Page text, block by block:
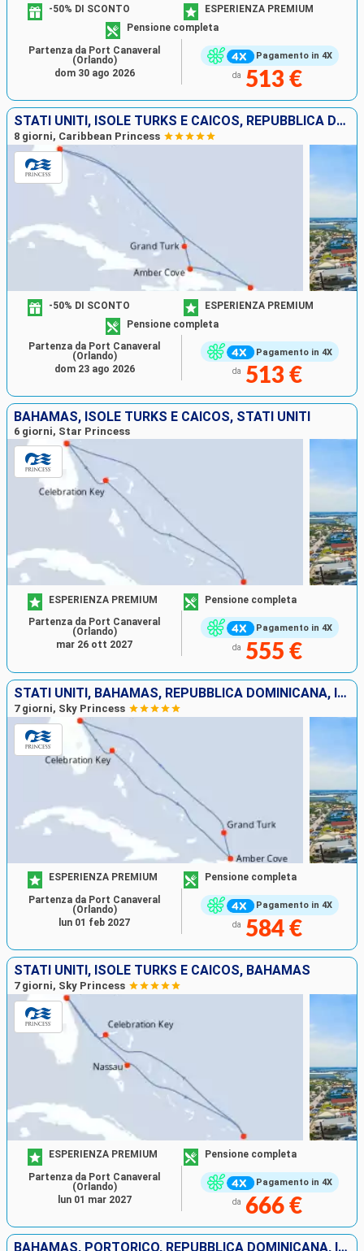
Pagamento in 4X
-50% DI SCONTO
ESPERIENZA PREMIUM
Pensione completa
da 513 €
Partenza da Port Canaveral
(Orlando)
dom 30 ago 2026
STATI UNITI, ISOLE TURKS E CAICOS, REPUBBLICA DOMINICANA, PORTORICO
8 giorni, Caribbean Princess
Pagamento in 4X
-50% DI SCONTO
ESPERIENZA PREMIUM
Pensione completa
da 513 €
Partenza da Port Canaveral
(Orlando)
dom 23 ago 2026
BAHAMAS, ISOLE TURKS E CAICOS, STATI UNITI
6 giorni, Star Princess
Pagamento in 4X
ESPERIENZA PREMIUM Pensione completa
da 555 €
Partenza da Port Canaveral
(Orlando)
mar 26 ott 2027
STATI UNITI, BAHAMAS, REPUBBLICA DOMINICANA, ISOLE TURKS E CAICOS
7 giorni, Sky Princess
Pagamento in 4X
ESPERIENZA PREMIUM Pensione completa
da 584 €
Partenza da Port Canaveral
(Orlando)
lun 01 feb 2027
STATI UNITI, ISOLE TURKS E CAICOS, BAHAMAS
7 giorni, Sky Princess
Pagamento in 4X
ESPERIENZA PREMIUM Pensione completa
da 666 €
Partenza da Port Canaveral
(Orlando)
lun 01 mar 2027
BAHAMAS, PORTORICO, REPUBBLICA DOMINICANA, ISOLE TURKS E CAICOS, STATI UNITI